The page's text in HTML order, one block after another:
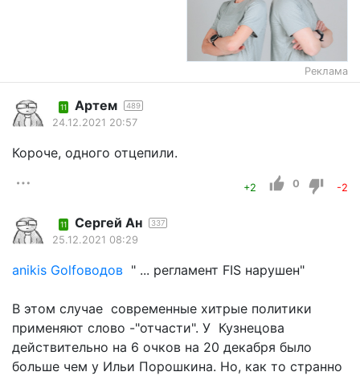
Реклама
11 Артем 489
24.12.2021 20:57
Короче, одного отцепили.
+2 0 -2
11 Сергей Ан 337
25.12.2021 08:29
anikis Golfоводов " ... регламент FIS нарушен"
В этом случае современные хитрые политики
применяют слово -"отчасти". У Кузнецова
действительно на 6 очков на 20 декабря было
больше чем у Ильи Порошкина. Но, как то странно